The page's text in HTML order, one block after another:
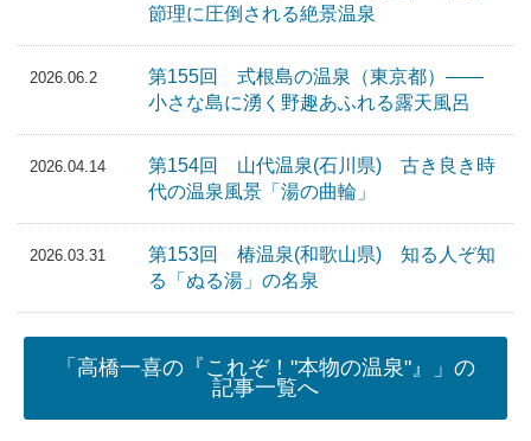
節理に圧倒される絶景温泉
2026.06.2
第155回 式根島の温泉（東京都）――
小さな島に湧く野趣あふれる露天風呂
2026.04.14
第154回 山代温泉(石川県) 古き良き時
代の温泉風景「湯の曲輪」
2026.03.31
第153回 椿温泉(和歌山県) 知る人ぞ知
る「ぬる湯」の名泉
「高橋一喜の『これぞ！"本物の温泉"』」の
記事一覧へ